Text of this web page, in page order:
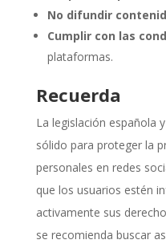
No difundir
Cumplir con las
plataformas.
Recuerda
La legislación española
sólido para proteger la
personales en redes
que los usuarios estén
activamente sus
se recomienda buscar